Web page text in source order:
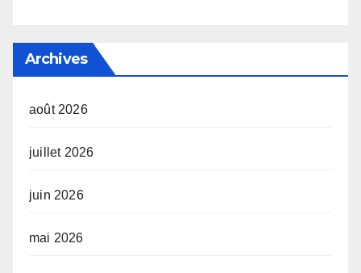
Archives
août 2026
juillet 2026
juin 2026
mai 2026